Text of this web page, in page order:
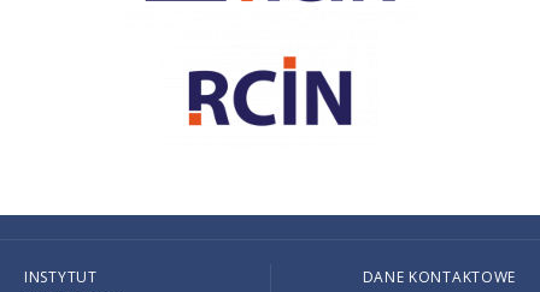
INSTYTUT
DANE KONTAKTOWE